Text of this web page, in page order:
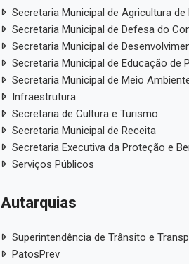
Secretaria Municipal de Agricultura de
Secretaria Municipal de Defesa do
Secretaria Municipal de
Secretaria Municipal de Educação de
Secretaria Municipal de Meio
Infraestrutura
Secretaria de Cultura e Turismo
Secretaria Municipal de Receita
Secretaria Executiva da Proteção e
Serviços Públicos
Autarquias
Superintendência de Trânsito e
PatosPrev